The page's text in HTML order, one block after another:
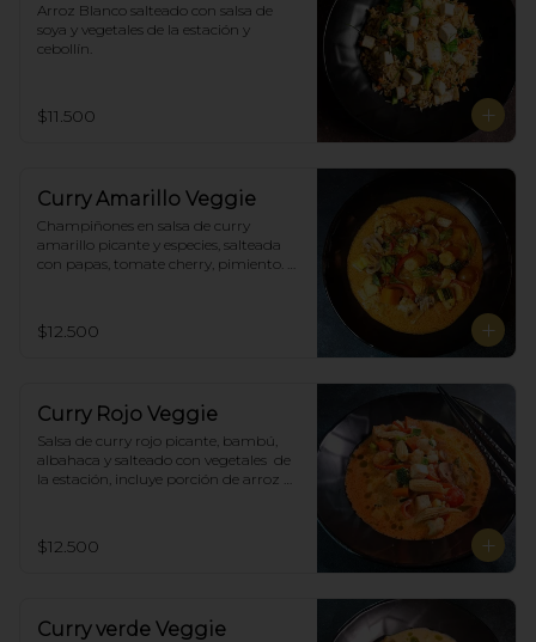
Arroz Blanco salteado con salsa de
soya y vegetales de la estación y
cebollín.
$11.500
Curry Amarillo Veggie
Champiñones en salsa de curry
amarillo picante y especies, salteada
con papas, tomate cherry, pimiento.
$12.500
Curry Rojo Veggie
Salsa de curry rojo picante, bambú,
albahaca y salteado con vegetales  de
la estación, incluye porción de arroz
$12.500
Curry verde Veggie